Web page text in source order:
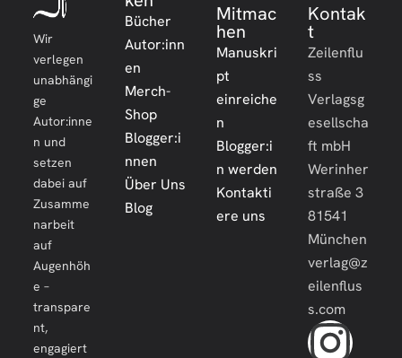
Wir
verlegen
unabhängi
ge
Autor:inne
n und
setzen
dabei auf
Zusamme
narbeit
auf
Augenhöh
e –
transpare
nt,
engagiert
Bücher
Autor:inn
en
Merch-
Shop
Blogger:i
nnen
Über Uns
Blog
Mitmac
hen
Manuskri
pt
einreiche
n
Blogger:i
n werden
Kontakti
ere uns
Kontak
t
Zeilenflu
ss
Verlagsg
esellscha
ft mbH
Werinher
straße 3
81541
München
verlag@z
eilenflus
s.com